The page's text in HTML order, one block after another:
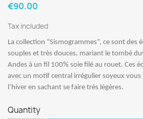
€90.00
Tax included
La collection “Sismogrammes”, ce sont des
souples et très douces, mariant le tombé
Andes à un fil 100% soie filé au rouet. Ces
avec un motif central irrégulier soyeux
l’hiver en sachant se faire très légères.
Quantity